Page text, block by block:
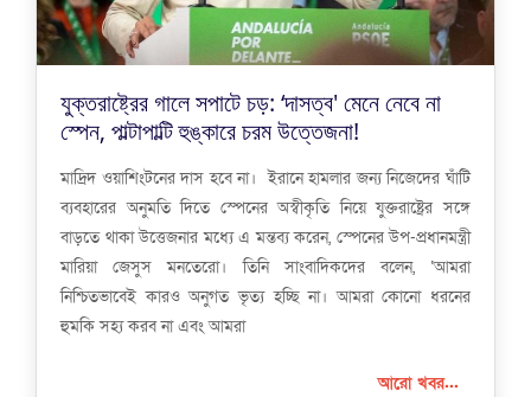
যুক্তরাষ্ট্রের গালে সপাটে চড়: ‘দাসত্ব' মেনে নেবে না
স্পেন, পাল্টাপাল্টি হুঙ্কারে চরম উত্তেজনা!
মাদ্রিদ ওয়াশিংটনের দাস হবে না। ইরানে হামলার জন্য নিজেদের ঘাঁটি
ব্যবহারের অনুমতি দিতে স্পেনের অস্বীকৃতি নিয়ে যুক্তরাষ্ট্রের সঙ্গে
বাড়তে থাকা উত্তেজনার মধ্যে এ মন্তব্য করেন, স্পেনের উপ-প্রধানমন্ত্রী
মারিয়া জেসুস মনতেরো। তিনি সাংবাদিকদের বলেন, ‘আমরা
নিশ্চিতভাবেই কারও অনুগত ভৃত্য হচ্ছি না। আমরা কোনো ধরনের
হুমকি সহ্য করব না এবং আমরা
আরো খবর...